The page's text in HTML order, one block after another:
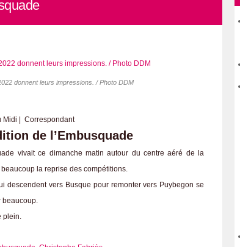
donnent leurs impressions. / Photo DDM
Midi | Correspondant
de l’Embusquade
vivait ce dimanche matin autour du centre aéré de la
la reprise des compétitions.
descendent vers Busque pour remonter vers Puybegon se
beaucoup.
plein.